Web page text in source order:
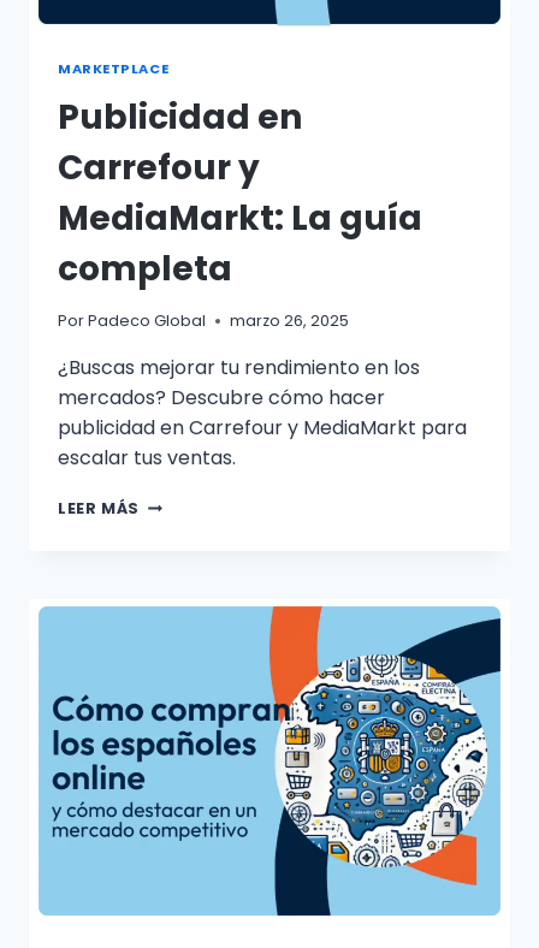
MARKETPLACE
Publicidad en
Carrefour y
MediaMarkt: La guía
completa
PorPadeco Global marzo 26, 2025
¿Buscas mejorar tu rendimiento en los
mercados? Descubre cómo hacer
publicidad en Carrefour y MediaMarkt para
escalar tus ventas.
LEER MÁS